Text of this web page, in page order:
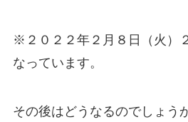
※２０２２年２月８日（火）
なっています。
その後はどうなるのでしょう